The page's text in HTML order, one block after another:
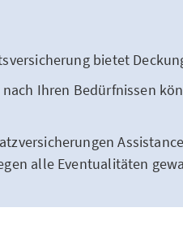
bietet
Ihren Bedürfnissen
alle Eventualitäten